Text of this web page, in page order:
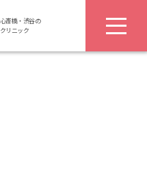
斎橋・渋谷の
リニック